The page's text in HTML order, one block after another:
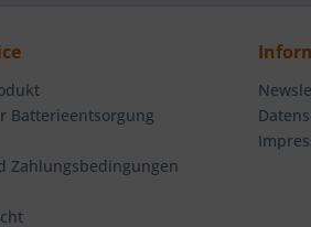
Batterieentsorgung
Zahlungsbedingungen